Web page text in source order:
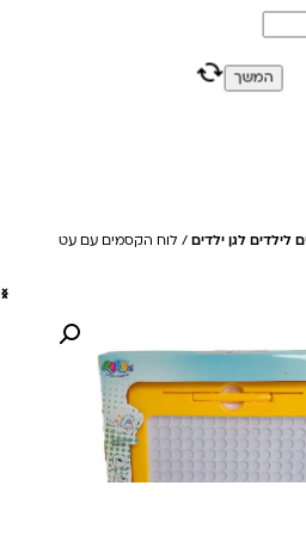
ריהוט)
לגן ילדים/ לוח הקסמים עם עט
המשך